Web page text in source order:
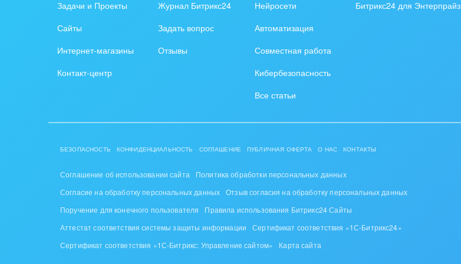
Интернет-магазин и CRM
внедрения
Внедрение для медицины
Внедрение онлайн-
/ Интранета
организации
СМИ, издательства,
благоустройство
Транспорт, Авиация,
автобизнес
Задачи и Проекты
Сайты
Интернет-магазины
Контакт-центр
Журнал Битрикс24
Задать вопрос
Отзывы
Нейросети
Автоматизация
Совместная работа
Кибербезопасность
Все статьи
Битрикс24 для Энтерпрайз
БЕЗОПАСНОСТЬ КОНФИДЕНЦИАЛЬНОСТЬ СОГЛАШЕНИЕ ПУБЛИЧНАЯ ОФЕРТА О НАС КОНТАКТЫ
Соглашение об использовании сайта
Политика обработки персональных данных
Согласие на обработку персональных данных Отзыв согласия на обработку персональных данных
Поручение для конечного пользователя
Правила использования Битрикс24 Сайты
Аттестат соответствия системы защиты информации
Сертификат соответствия «1С-Битрикс24»
Сертификат соответствия «1С-Битрикс: Управление сайтом»
Карта сайта